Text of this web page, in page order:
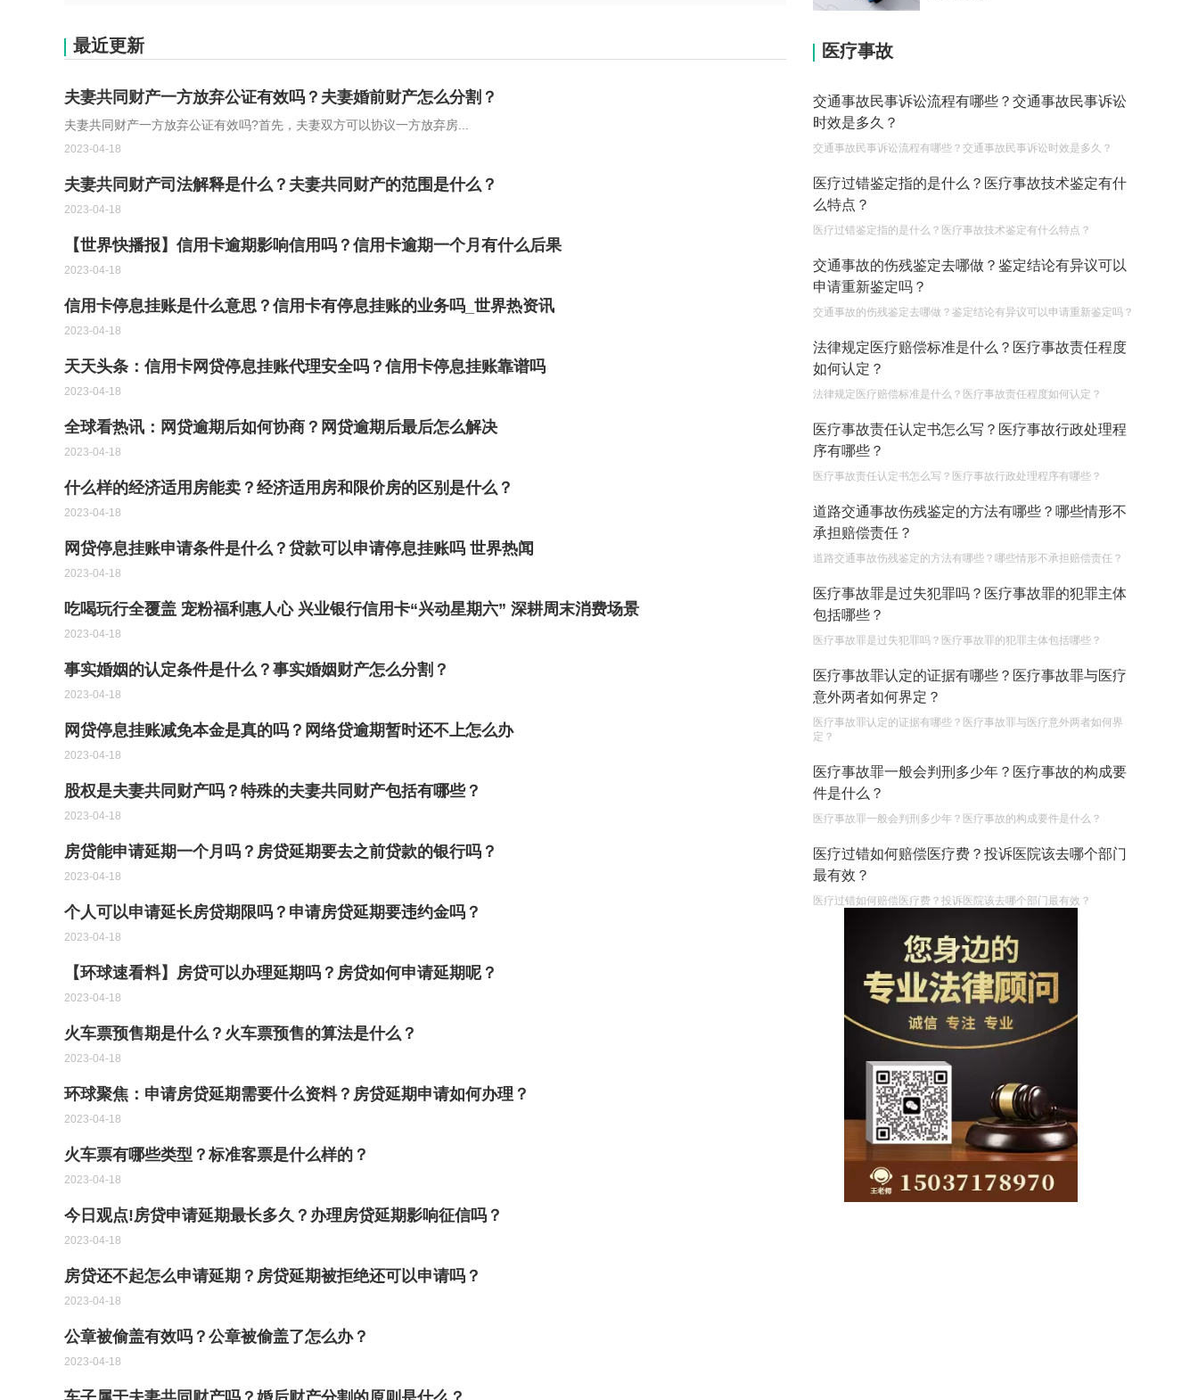
最近更新
夫妻共同财产一方放弃公证有效吗？夫妻婚前财产怎么分割？
夫妻共同财产一方放弃公证有效吗?首先，夫妻双方可以协议一方放弃房...
2023-04-18
夫妻共同财产司法解释是什么？夫妻共同财产的范围是什么？
2023-04-18
【世界快播报】信用卡逾期影响信用吗？信用卡逾期一个月有什么后果
2023-04-18
信用卡停息挂账是什么意思？信用卡有停息挂账的业务吗_世界热资讯
2023-04-18
天天头条：信用卡网贷停息挂账代理安全吗？信用卡停息挂账靠谱吗
2023-04-18
全球看热讯：网贷逾期后如何协商？网贷逾期后最后怎么解决
2023-04-18
什么样的经济适用房能卖？经济适用房和限价房的区别是什么？
2023-04-18
网贷停息挂账申请条件是什么？贷款可以申请停息挂账吗 世界热闻
2023-04-18
吃喝玩行全覆盖 宠粉福利惠人心 兴业银行信用卡“兴动星期六” 深耕周末消费场景
2023-04-18
事实婚姻的认定条件是什么？事实婚姻财产怎么分割？
2023-04-18
网贷停息挂账减免本金是真的吗？网络贷逾期暂时还不上怎么办
2023-04-18
股权是夫妻共同财产吗？特殊的夫妻共同财产包括有哪些？
2023-04-18
房贷能申请延期一个月吗？房贷延期要去之前贷款的银行吗？
2023-04-18
个人可以申请延长房贷期限吗？申请房贷延期要违约金吗？
2023-04-18
【环球速看料】房贷可以办理延期吗？房贷如何申请延期呢？
2023-04-18
火车票预售期是什么？火车票预售的算法是什么？
2023-04-18
环球聚焦：申请房贷延期需要什么资料？房贷延期申请如何办理？
2023-04-18
火车票有哪些类型？标准客票是什么样的？
2023-04-18
今日观点!房贷申请延期最长多久？办理房贷延期影响征信吗？
2023-04-18
房贷还不起怎么申请延期？房贷延期被拒绝还可以申请吗？
2023-04-18
公章被偷盖有效吗？公章被偷盖了怎么办？
2023-04-18
2023-03-13
驾驶机动车在市区逆行的怎么罚款和扣分呢？
法院对交通事故责任认定书是如何审查的？
2023-04-11
2023-03-21
医疗事故
交通事故民事诉讼流程有哪些？交通事故民事诉讼
时效是多久？
交通事故民事诉讼流程有哪些？交通事故民事诉讼时效是多久？
医疗过错鉴定指的是什么？医疗事故技术鉴定有什
么特点？
医疗过错鉴定指的是什么？医疗事故技术鉴定有什么特点？
交通事故的伤残鉴定去哪做？鉴定结论有异议可以
申请重新鉴定吗？
交通事故的伤残鉴定去哪做？鉴定结论有异议可以申请重新鉴定吗？
法律规定医疗赔偿标准是什么？医疗事故责任程度
如何认定？
法律规定医疗赔偿标准是什么？医疗事故责任程度如何认定？
医疗事故责任认定书怎么写？医疗事故行政处理程
序有哪些？
医疗事故责任认定书怎么写？医疗事故行政处理程序有哪些？
道路交通事故伤残鉴定的方法有哪些？哪些情形不
承担赔偿责任？
道路交通事故伤残鉴定的方法有哪些？哪些情形不承担赔偿责任？
医疗事故罪是过失犯罪吗？医疗事故罪的犯罪主体
包括哪些？
医疗事故罪是过失犯罪吗？医疗事故罪的犯罪主体包括哪些？
医疗事故罪认定的证据有哪些？医疗事故罪与医疗
意外两者如何界定？
医疗事故罪认定的证据有哪些？医疗事故罪与医疗意外两者如何界
定？
医疗事故罪一般会判刑多少年？医疗事故的构成要
件是什么？
医疗事故罪一般会判刑多少年？医疗事故的构成要件是什么？
医疗过错如何赔偿医疗费？投诉医院该去哪个部门
最有效？
医疗过错如何赔偿医疗费？投诉医院该去哪个部门最有效？